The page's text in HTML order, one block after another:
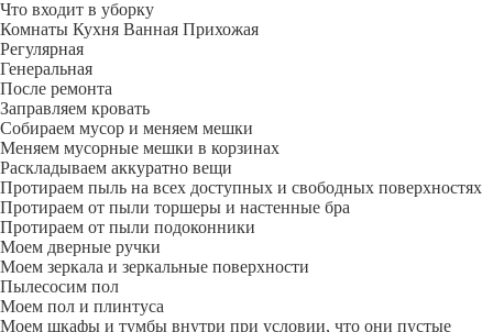
Что входит в уборку
Регу­лярная
Гене­ральная
После ремонта
Заправляем кровать
Собираем мусор и меняем мешки
Меняем мусорные мешки в корзинах
Раскладываем аккуратно вещи
Протираем пыль на всех доступных и свободных поверхностях
Протираем от пыли торшеры и настенные бра
Протираем от пыли подоконники
Моем дверные ручки
Моем зеркала и зеркальные поверхности
Пылесосим пол
Моем пол и плинтуса
Моем шкафы и тумбы внутри при условии, что они пустые